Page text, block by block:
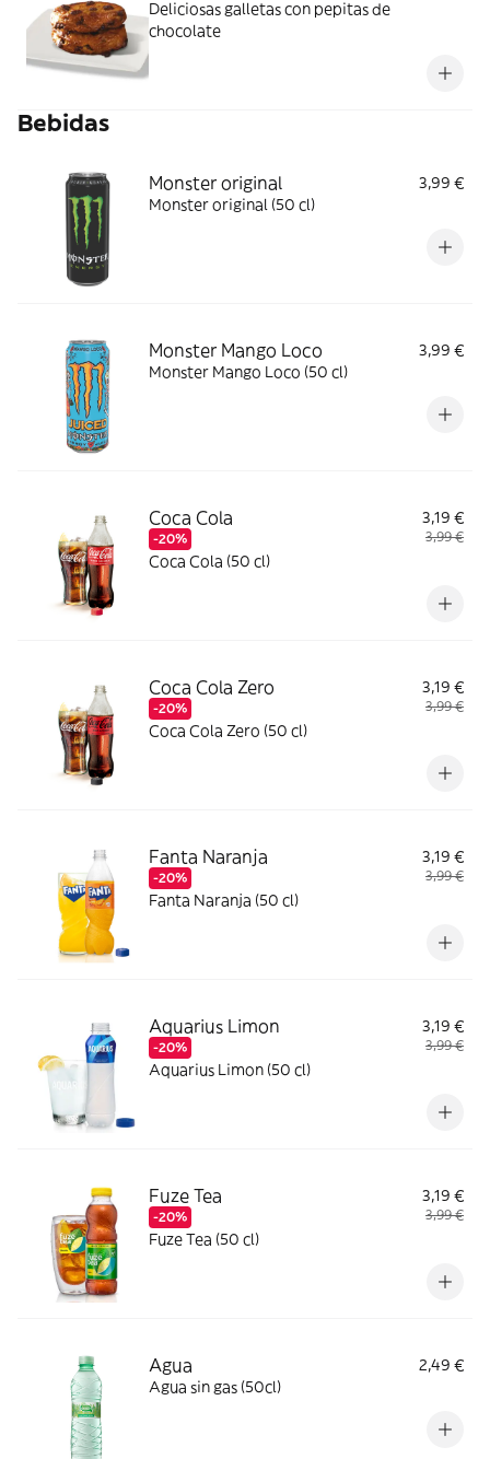
Deliciosas galletas con pepitas de
chocolate
Bebidas
Monster original
3,99 €
Monster original (50 cl)
Monster Mango Loco
3,99 €
Monster Mango Loco (50 cl)
Coca Cola
-20%
3,19 €
3,99 €
Coca Cola (50 cl)
Coca Cola Zero
-20%
3,19 €
3,99 €
Coca Cola Zero (50 cl)
Fanta Naranja
-20%
3,19 €
3,99 €
Fanta Naranja (50 cl)
Aquarius Limon
-20%
3,19 €
3,99 €
Aquarius Limon (50 cl)
Fuze Tea
-20%
3,19 €
3,99 €
Fuze Tea (50 cl)
Agua
2,49 €
Agua sin gas (50cl)